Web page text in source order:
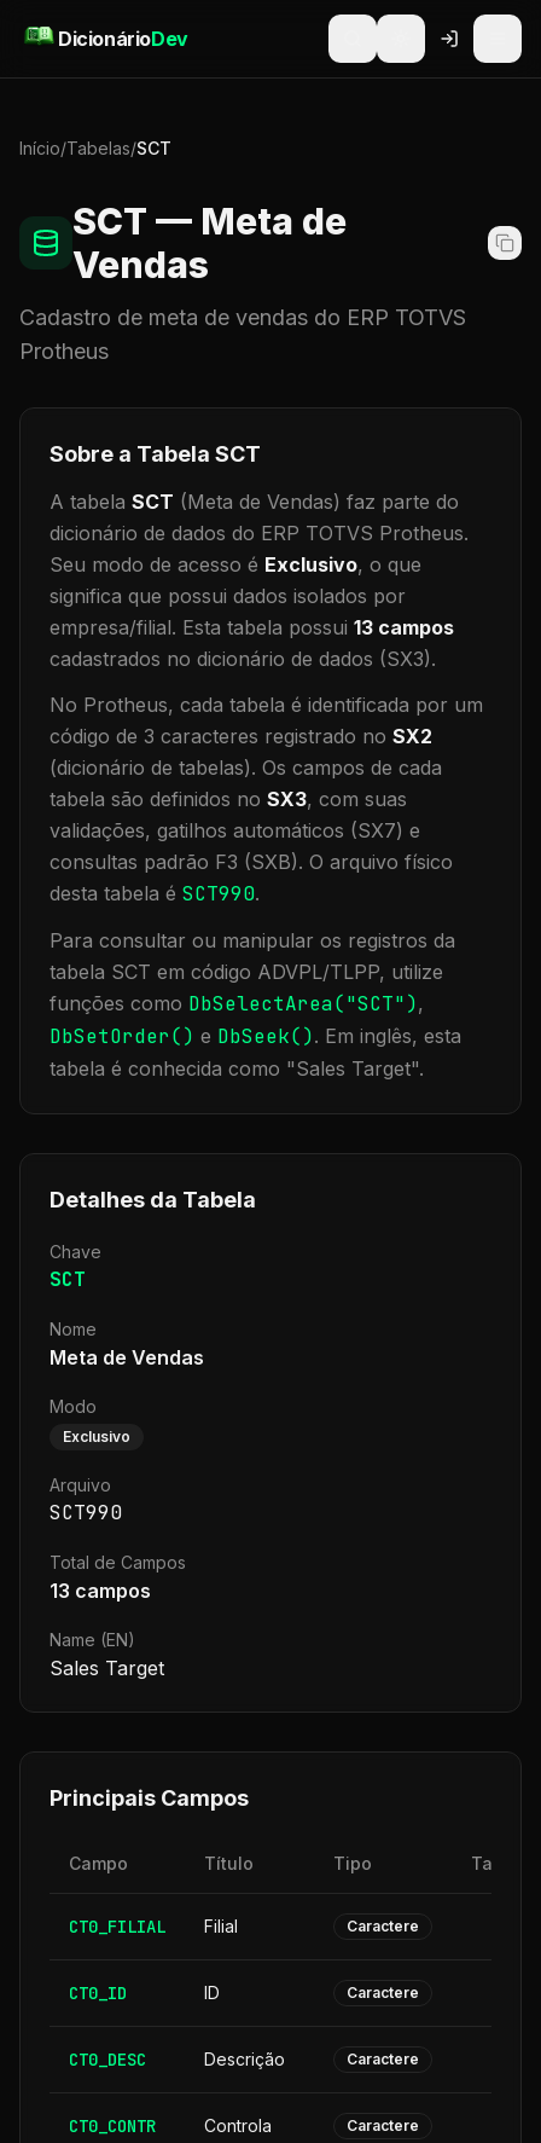
DicionárioDev
Início/Tabelas/SCT
SCT — Meta de
Vendas
Cadastro de meta de vendas do ERP TOTVS
Protheus
Sobre a Tabela SCT
A tabela SCT (Meta de Vendas) faz parte do
dicionário de dados do ERP TOTVS Protheus.
Seu modo de acesso é Exclusivo, o que
significa que possui dados isolados por
empresa/filial. Esta tabela possui 13 campos
cadastrados no dicionário de dados (SX3).
No Protheus, cada tabela é identificada por um
código de 3 caracteres registrado no SX2
(dicionário de tabelas). Os campos de cada
tabela são definidos no SX3, com suas
validações, gatilhos automáticos (SX7) e
consultas padrão F3 (SXB). O arquivo físico
desta tabela é SCT990.
Para consultar ou manipular os registros da
tabela SCT em código ADVPL/TLPP, utilize
funções como DbSelectArea("SCT"),
DbSetOrder() e DbSeek(). Em inglês, esta
tabela é conhecida como "Sales Target".
Detalhes da Tabela
Chave
SCT
Nome
Meta de Vendas
Modo
Exclusivo
Arquivo
SCT990
Total de Campos
13 campos
Name (EN)
Sales Target
Principais Campos
Campo Título Tipo
CT0_FILIAL Filial Caractere
CT0_ID ID Caractere
CT0_DESC Descrição Caractere
CT0_CONTR Controla Caractere